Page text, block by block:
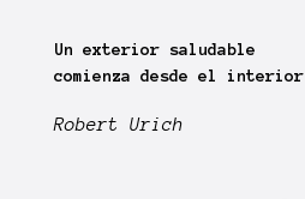
Un exterior saludable
comienza desde el interior
Robert Urich